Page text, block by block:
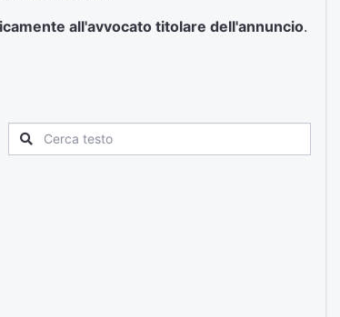
all'avvocato titolare dell'annuncio.